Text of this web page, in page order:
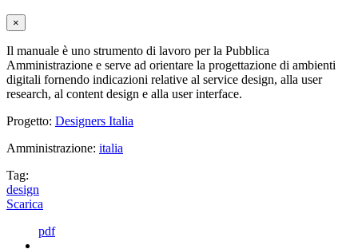
×
Il manuale è uno strumento di lavoro per la Pubblica
Amministrazione e serve ad orientare la progettazione di ambienti
digitali fornendo indicazioni relative al service design, alla user
research, al content design e alla user interface.
Progetto: Designers Italia
Amministrazione: italia
Tag:
design
Scarica
pdf